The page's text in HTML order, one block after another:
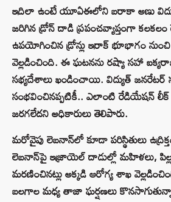
ఇదిలా ఉంటే యూఏఈలోని బరాకా అణు
జరిగిన డ్రోన్ దాడి ప్రపంచవ్యాప్తంగా
ఉపయోగించిన డ్రోన్లు ఇరాక్ భూభాగం
వెల్లడించింది. ఈ ఘటనను రష్యా సహా
సభ్యదేశాలు ఖండించాయి. విద్యుత్
సంభవించినప్పటికీ.. ఎలాంటి రేడియేషన్ లీక్
జరగలేదని అధికారులు తెలిపారు.
మరోవైపు లెబనాన్‌లో కూడా పరిస్థితులు
లెబనాన్‌పై ఇజ్రాయెల్ దాడుల్లో మహిళలు,
మరణించినట్లు అక్కడి ఆరోగ్య శాఖ
బలగాల మధ్య తాజా ఘర్షణలు